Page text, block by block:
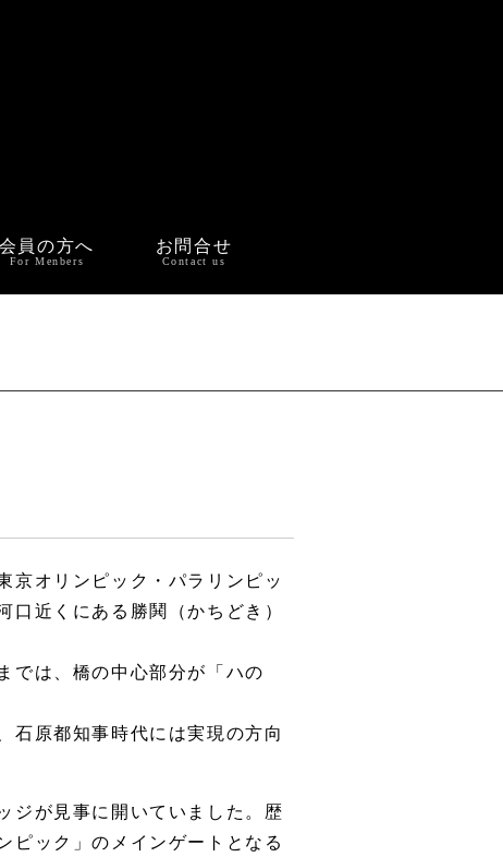
会員の方へ
For Menbers
お問合せ
Contact us
京オリンピック・パラリンピッ
近くにある勝鬨（かちどき）
では、橋の中心部分が「ハの
石原都知事時代には実現の方向
ジが見事に開いていました。歴
ピック」のメインゲートとなる